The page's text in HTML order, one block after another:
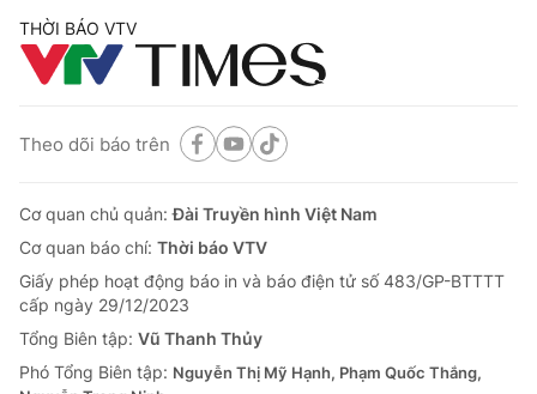
THỜI BÁO VTV
Theo dõi báo trên
Cơ quan chủ quản:Đài Truyền hình Việt Nam
Cơ quan báo chí: Thời báo VTV
Giấy phép hoạt động báo in và báo điện tử số 483/GP-BTTTT
cấp ngày 29/12/2023
Tổng Biên tập: Vũ Thanh Thủy
Phó Tổng Biên tập: Nguyễn Thị Mỹ Hạnh, Phạm Quốc Thắng,